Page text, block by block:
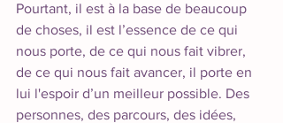
Pourtant, il est à la base de beaucoup
de choses, il est l’essence de ce qui
nous porte, de ce qui nous fait vibrer,
de ce qui nous fait avancer, il porte en
lui l'espoir d’un meilleur possible. Des
personnes, des parcours, des idées,